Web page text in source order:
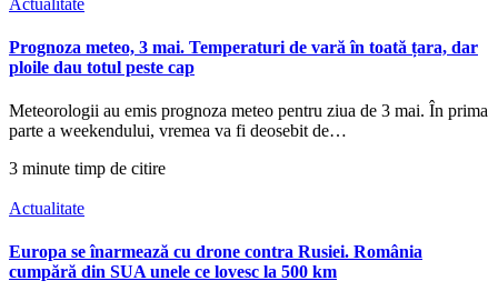
Prognoza meteo, 3 mai. Temperaturi de vară în toată țara, dar
ploile dau totul peste cap
Meteorologii au emis prognoza meteo pentru ziua de 3 mai. În prima
parte a weekendului, vremea va fi deosebit de…
3 minute timp de citire
Actualitate
Europa se înarmează cu drone contra Rusiei. România
cumpără din SUA unele ce lovesc la 500 km